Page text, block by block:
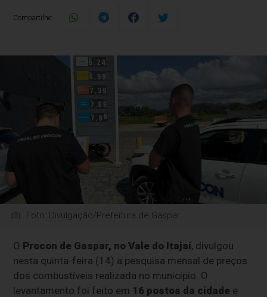
Compartilhe:
Foto: Divulgação/Prefeitura de Gaspar
O Procon de Gaspar, no Vale do Itajaí, divulgou
nesta quinta-feira (14) a pesquisa mensal de preços
dos combustíveis realizada no município. O
levantamento foi feito em 16 postos da cidade e